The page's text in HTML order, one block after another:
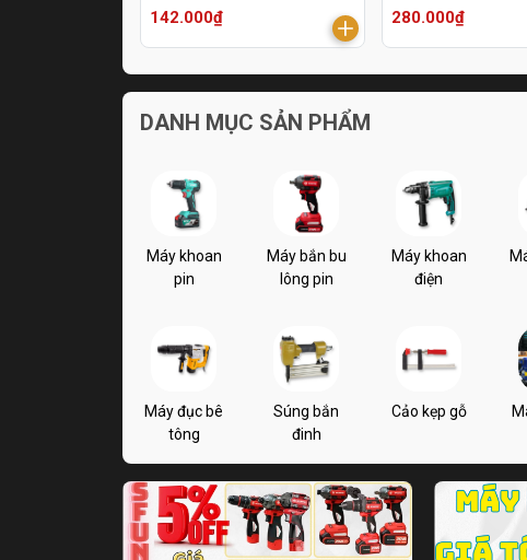
142.000₫ 280.000₫
DANH MỤC SẢN PHẨM
Máy khoan
pin
Máy bắn bu
lông pin
Máy khoan
điện
Máy đục bê
tông
Súng bắn
đinh
Cảo kẹp gỗ